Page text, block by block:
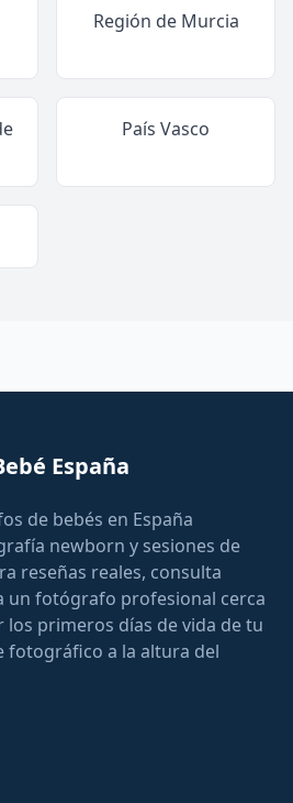
Región de Murcia
País Vasco
España
de bebés en España
newborn y sesiones de
reseñas reales, consulta
un fotógrafo profesional cerca
primeros días de vida de tu
fotográfico a la altura del